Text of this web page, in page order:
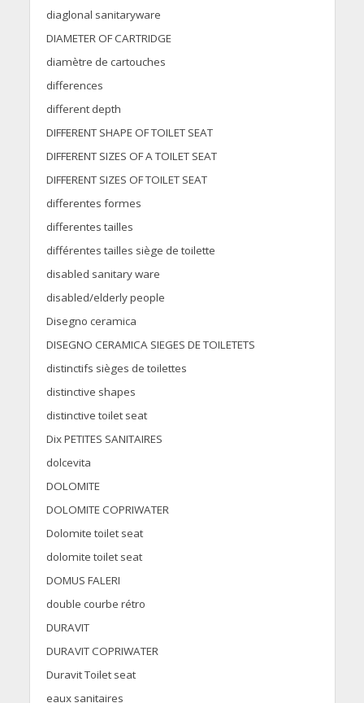
diaglonal sanitaryware
DIAMETER OF CARTRIDGE
diamètre de cartouches
differences
different depth
DIFFERENT SHAPE OF TOILET SEAT
DIFFERENT SIZES OF A TOILET SEAT
DIFFERENT SIZES OF TOILET SEAT
differentes formes
differentes tailles
différentes tailles siège de toilette
disabled sanitary ware
disabled/elderly people
Disegno ceramica
DISEGNO CERAMICA SIEGES DE TOILETETS
distinctifs sièges de toilettes
distinctive shapes
distinctive toilet seat
Dix PETITES SANITAIRES
dolcevita
DOLOMITE
DOLOMITE COPRIWATER
Dolomite toilet seat
dolomite toilet seat
DOMUS FALERI
double courbe rétro
DURAVIT
DURAVIT COPRIWATER
Duravit Toilet seat
eaux sanitaires